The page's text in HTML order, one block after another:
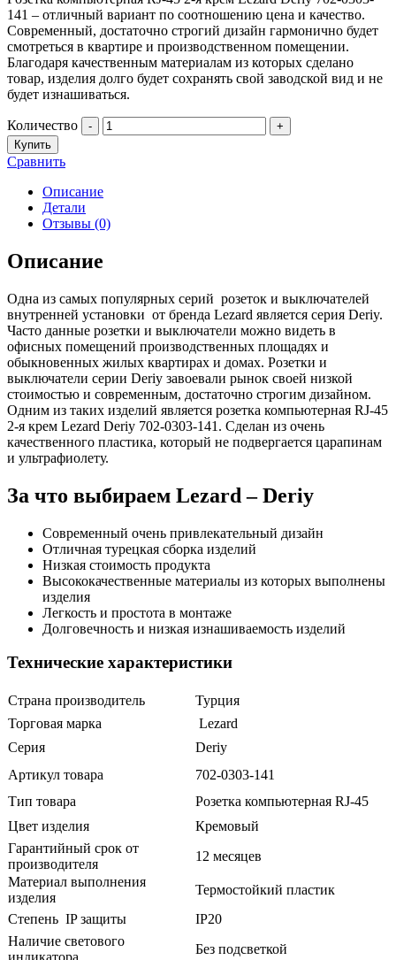
141 – отличный вариант по соотношению цена и качество.
Современный, достаточно строгий дизайн гармонично будет
смотреться в квартире и производственном помещении.
Благодаря качественным материалам из которых сделано
товар, изделия долго будет сохранять свой заводской вид и не
будет изнашиваться.
Количество -
+
Купить
Сравнить
Описание
Детали
Отзывы (0)
Описание
Одна из самых популярных серий розеток и выключателей
внутренней установки от бренда Lezard является серия Deriy.
Часто данные розетки и выключатели можно видеть в
офисных помещений производственных площадях и
обыкновенных жилых квартирах и домах. Розетки и
выключатели серии Deriy завоевали рынок своей низкой
стоимостью и современным, достаточно строгим дизайном.
Одним из таких изделий является розетка компьютерная RJ-45
2-я крем Lezard Deriy 702-0303-141. Сделан из очень
качественного пластика, который не подвергается царапинам
и ультрафиолету.
За что выбираем Lezard – Deriy
Современный очень привлекательный дизайн
Отличная турецкая сборка изделий
Низкая стоимость продукта
Высококачественные материалы из которых выполнены
изделия
Легкость и простота в монтаже
Долговечность и низкая изнашиваемость изделий
Технические характеристики
Страна производитель
Турция
Торговая марка
Lezard
Серия
Deriy
Артикул товара
702-0303-141
Тип товара
Розетка компьютерная RJ-45
Цвет изделия
Кремовый
Гарантийный срок от
производителя
12 месяцев
Материал выполнения
изделия
Термостойкий пластик
Степень IP защиты
IP20
Наличие светового
индикатора
Без подсветкой